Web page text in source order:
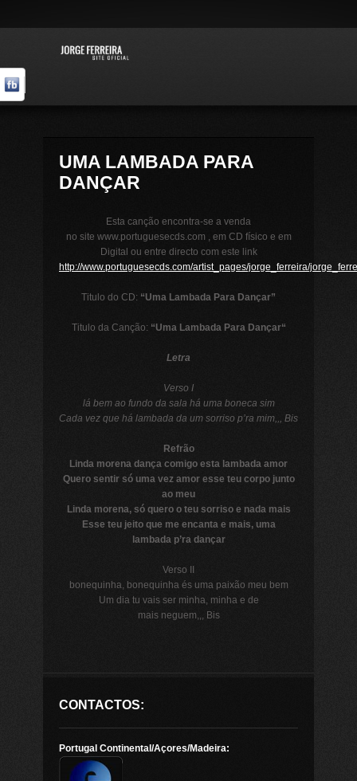
UMA LAMBADA PARA
DANÇAR
Esta canção encontra-se a venda
no site www.portuguesecds.com , em CD físico e em
Digital ou entre directo com este link
http://www.portuguesecds.com/artist_pages/jorge_ferreira/
Titulo do CD: “Uma Lambada Para Dançar”
Titulo da Canção: “Uma Lambada Para Dançar“
Letra
Verso I
lá bem ao fundo da sala há uma boneca sim
Cada vez que há lambada da um sorriso p’ra mim,,, Bis
Refrão
Linda morena dança comigo esta lambada amor
Quero sentir só uma vez amor esse teu corpo junto
ao meu
Linda morena, só quero o teu sorriso e nada mais
Esse teu jeito que me encanta e mais, uma
lambada p’ra dançar
Verso II
bonequinha, bonequinha és uma paixão meu bem
Um dia tu vais ser minha, minha e de
mais neguem,,, Bis
CONTACTOS:
Portugal Continental/Açores/Madeira: